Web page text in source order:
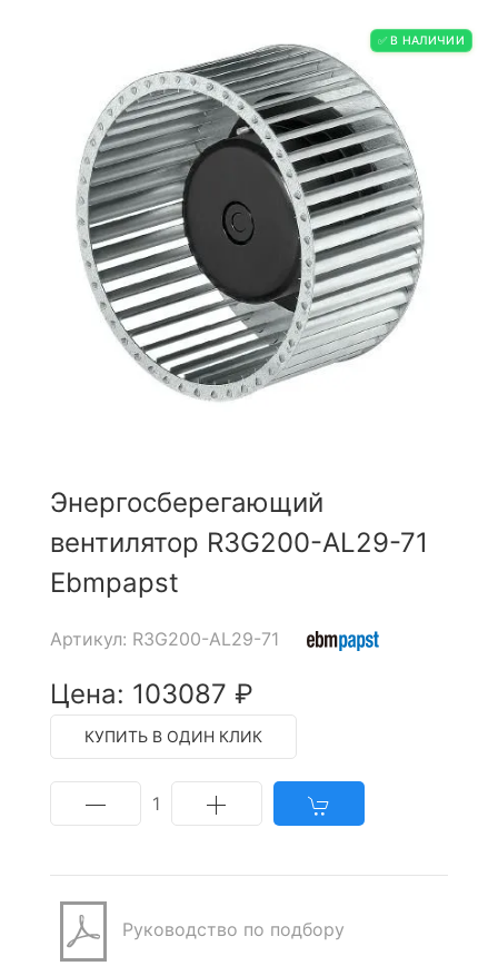
✅ В НАЛИЧИИ
Энергосберегающий
вентилятор R3G200-AL29-71
Ebmpapst
Артикул: R3G200-AL29-71
Цена: 103087 ₽
КУПИТЬ В ОДИН КЛИК
1
Руководство по подбору